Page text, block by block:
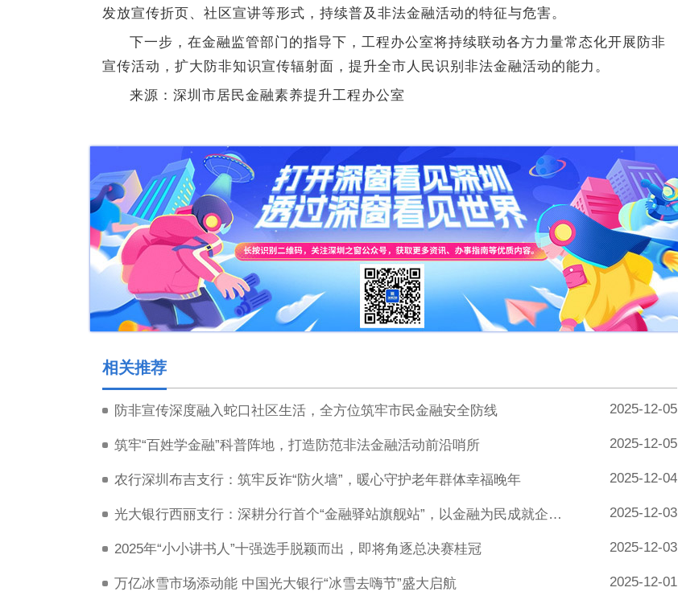
发放宣传折页、社区宣讲等形式，持续普及非法金融活动的特征与危害。
下一步，在金融监管部门的指导下，工程办公室将持续联动各方力量常态化开展防非
宣传活动，扩大防非知识宣传辐射面，提升全市人民识别非法金融活动的能力。
来源：深圳市居民金融素养提升工程办公室
相关推荐
防非宣传深度融入蛇口社区生活，全方位筑牢市民金融安全防线 2025-12-05
筑牢“百姓学金融”科普阵地，打造防范非法金融活动前沿哨所 2025-12-05
农行深圳布吉支行：筑牢反诈“防火墙”，暖心守护老年群体幸福晚年 2025-12-04
光大银行西丽支行：深耕分行首个“金融驿站旗舰站”，以金融为民成就企业与自我 2025-12-03
2025年“小小讲书人”十强选手脱颖而出，即将角逐总决赛桂冠 2025-12-03
万亿冰雪市场添动能 中国光大银行“冰雪去嗨节”盛大启航 2025-12-01